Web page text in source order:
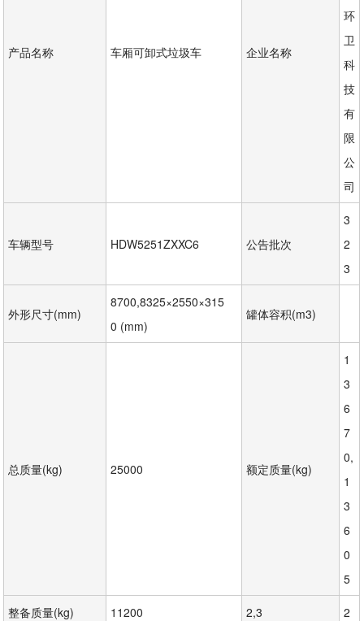
产品名称 车厢可卸式垃圾车 企业名称
环
卫
科
技
有
限
公
司
车辆型号 HDW5251ZXXC6 公告批次
3
2
3
外形尺寸(mm)
8700,8325×2550×315
0 (mm)
罐体容积(m3)
总质量(kg) 25000 额定质量(kg)
1
3
6
7
0,
1
3
6
0
5
整备质量(kg) 11200 2,3 2